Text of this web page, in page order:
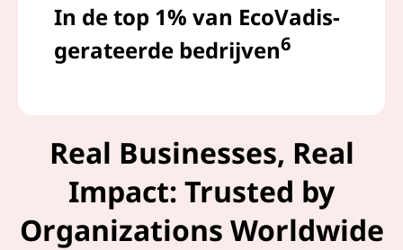
In de top 1% van EcoVadis-
gerateerde bedrijven6
Real Businesses, Real
Impact: Trusted by
Organizations Worldwide